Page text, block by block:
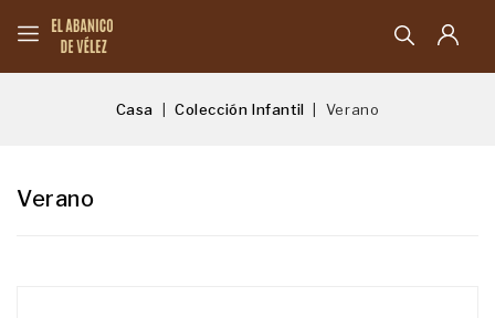
Casa Colección Infantil Verano
Verano